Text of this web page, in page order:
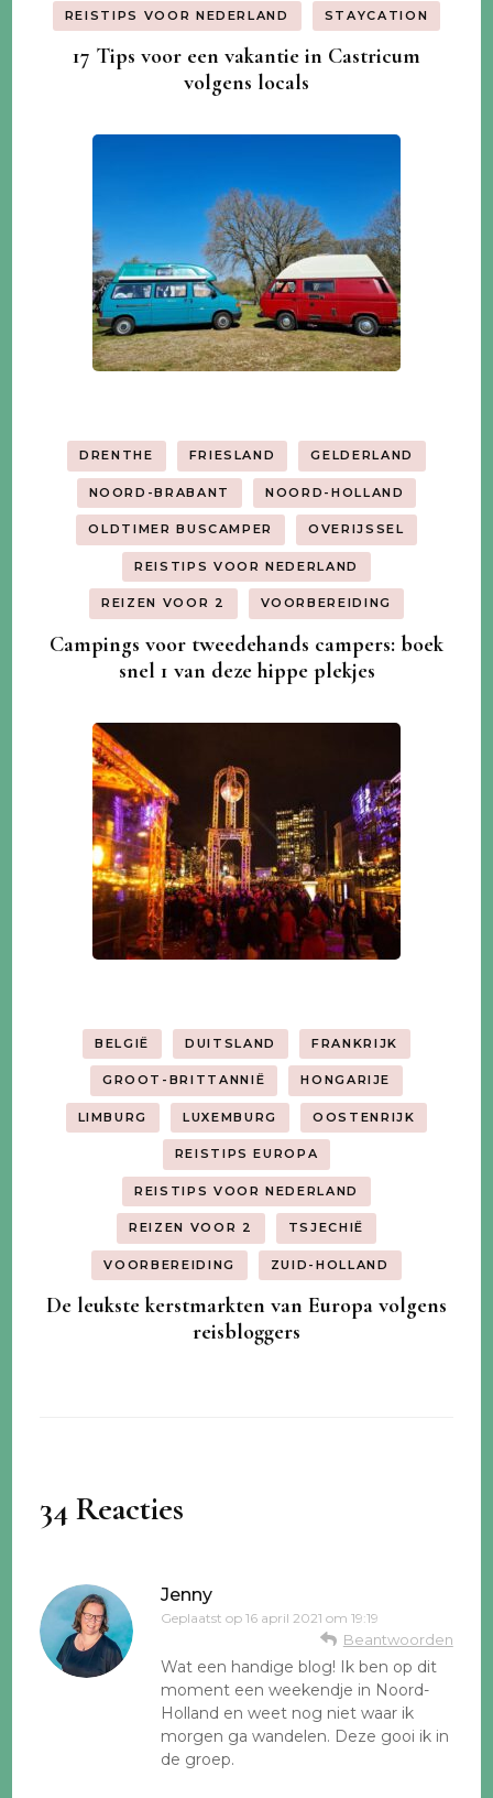
REISTIPS VOOR NEDERLAND STAYCATION
17 Tips voor een vakantie in Castricum
volgens locals
DRENTHE FRIESLAND GELDERLAND
NOORD-BRABANT NOORD-HOLLAND
OLDTIMER BUSCAMPER OVERIJSSEL
REISTIPS VOOR NEDERLAND
REIZEN VOOR 2 VOORBEREIDING
Campings voor tweedehands campers: boek
snel 1 van deze hippe plekjes
BELGIË DUITSLAND FRANKRIJK
GROOT-BRITTANNIË HONGARIJE
LIMBURG LUXEMBURG OOSTENRIJK
REISTIPS EUROPA
REISTIPS VOOR NEDERLAND
REIZEN VOOR 2 TSJECHIË
VOORBEREIDING ZUID-HOLLAND
De leukste kerstmarkten van Europa volgens
reisbloggers
34 Reacties
Jenny
Geplaatst op16 april 2021 om 19:19
Beantwoorden
Wat een handige blog! Ik ben op dit
moment een weekendje in Noord-
Holland en weet nog niet waar ik
morgen ga wandelen. Deze gooi ik in
de groep.